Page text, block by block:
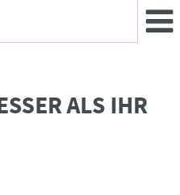
ALS IHR